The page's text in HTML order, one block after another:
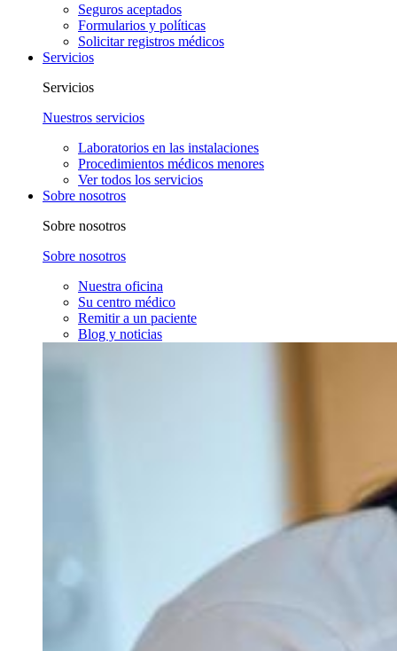
Seguros aceptados
Formularios y políticas
Solicitar registros médicos
Servicios
Servicios
Nuestros servicios
Laboratorios en las instalaciones
Procedimientos médicos menores
Ver todos los servicios
Sobre nosotros
Sobre nosotros
Sobre nosotros
Nuestra oficina
Su centro médico
Remitir a un paciente
Blog y noticias